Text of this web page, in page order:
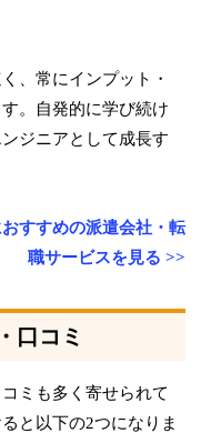
、常にインプット・
。自発的に学び続け
ジニアとして成長す
すすめの派遣会社・転
職サービスを見る >>
口コミ
ミも多く寄せられて
と以下の2つになりま